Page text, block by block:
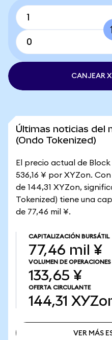
CANJEAR
Últimas noticias del
(Ondo Tokenized)
El precio actual de
536,16 ¥ por XYZon.
de 144,31 XYZon,
Tokenized) tiene una
de 77,46 mil ¥.
CAPITALIZACIÓN BURSÁTIL
77,46 mil ¥
VOLUMEN DE OPERACIONES
133,65 ¥
OFERTA CIRCULANTE
144,31
VER MÁS